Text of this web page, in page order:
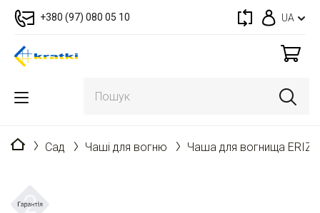
+380 (97) 080 05 10 UA
Головна
Cад Чаші для вогню Чаша для вогнища